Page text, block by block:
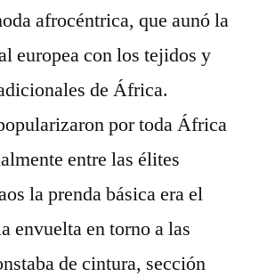
afrocéntrica, que aunó la
europea con los tejidos y
de África.
por toda África
entre las élites
la prenda básica era el
envuelta en torno a las
de cintura, sección